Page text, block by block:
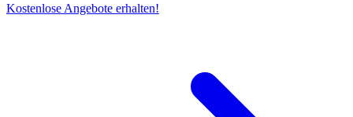
Kostenlose Angebote erhalten!